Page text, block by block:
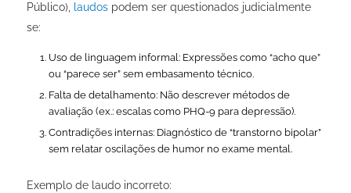
Público),
laudospodem ser questionados judicialmente
se:
Uso de linguagem informal: Expressões como “acho que”
ou “parece ser” sem embasamento técnico.
Falta de detalhamento: Não descrever métodos de
avaliação (ex.: escalas como PHQ-9 para depressão).
Contradições internas: Diagnóstico de “transtorno bipolar”
sem relatar oscilações de humor no exame mental.
Exemplo de laudo incorreto: